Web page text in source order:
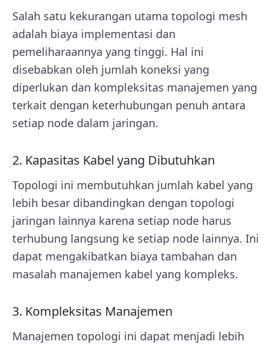
Salah satu kekurangan utama topologi mesh
adalah biaya implementasi dan
pemeliharaannya yang tinggi. Hal ini
disebabkan oleh jumlah koneksi yang
diperlukan dan kompleksitas manajemen yang
terkait dengan keterhubungan penuh antara
setiap node dalam jaringan.
2. Kapasitas Kabel yang Dibutuhkan
Topologi ini membutuhkan jumlah kabel yang
lebih besar dibandingkan dengan topologi
jaringan lainnya karena setiap node harus
terhubung langsung ke setiap node lainnya. Ini
dapat mengakibatkan biaya tambahan dan
masalah manajemen kabel yang kompleks.
3. Kompleksitas Manajemen
Manajemen topologi ini dapat menjadi lebih